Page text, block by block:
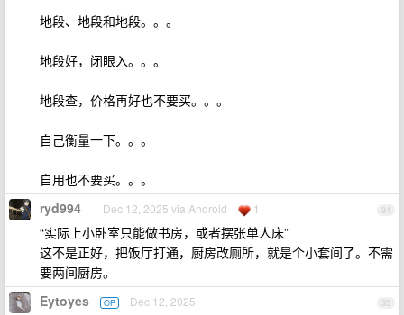
地段、地段和地段。。。
地段好，闭眼入。。。
地段查，价格再好也不要买。。。
自己衡量一下。。。
自用也不要买。。。
34
ryd994 Dec 12, 2025 via Android 1
“实际上小卧室只能做书房，或者摆张单人床”
这不是正好，把饭厅打通，厨房改厕所，就是个小套间了。不需
要两间厨房。
35
Eytoyes OP Dec 12, 2025